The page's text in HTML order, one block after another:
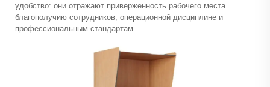
удобство: они отражают приверженность рабочего места
благополучию сотрудников, операционной дисциплине и
профессиональным стандартам.